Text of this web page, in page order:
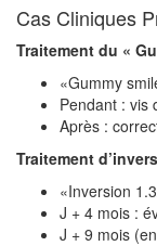
Cas Cliniques
Traitement du «
«Gummy
Pendant : vis
Après :
Traitement
«Inversion
J + 4 mois :
J + 9 mois